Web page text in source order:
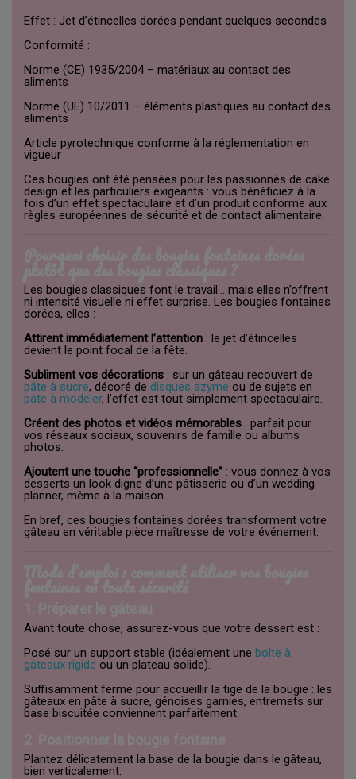
Effet : Jet d’étincelles dorées pendant quelques secondes
Conformité :
Norme (CE) 1935/2004 – matériaux au contact des
aliments
Norme (UE) 10/2011 – éléments plastiques au contact des
aliments
Article pyrotechnique conforme à la réglementation en
vigueur
Ces bougies ont été pensées pour les passionnés de cake
design et les particuliers exigeants : vous bénéficiez à la
fois d’un effet spectaculaire et d’un produit conforme aux
règles européennes de sécurité et de contact alimentaire.
Les bougies classiques font le travail… mais elles n’offrent
ni intensité visuelle ni effet surprise. Les bougies fontaines
dorées, elles :
Attirent immédiatement l’attention : le jet d’étincelles
devient le point focal de la fête.
Subliment vos décorations : sur un gâteau recouvert de
pâte à sucre, décoré de disques azyme ou de sujets en
pâte à modeler, l’effet est tout simplement spectaculaire.
Créent des photos et vidéos mémorables : parfait pour
vos réseaux sociaux, souvenirs de famille ou albums
photos.
Ajoutent une touche “professionnelle” : vous donnez à vos
desserts un look digne d’une pâtisserie ou d’un wedding
planner, même à la maison.
En bref, ces bougies fontaines dorées transforment votre
gâteau en véritable pièce maîtresse de votre événement.
Avant toute chose, assurez-vous que votre dessert est :
Posé sur un support stable (idéalement une boîte à
gâteaux rigide ou un plateau solide).
Suffisamment ferme pour accueillir la tige de la bougie : les
gâteaux en pâte à sucre, génoises garnies, entremets sur
base biscuitée conviennent parfaitement.
Plantez délicatement la base de la bougie dans le gâteau,
bien verticalement.